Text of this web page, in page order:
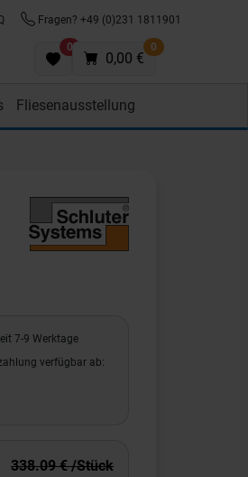
Fragen? +49 (0)231 1811901
0 0
0,00 €
Fliesenausstellung
7-9 Werktage
verfügbar ab:
338.09 € /Stück